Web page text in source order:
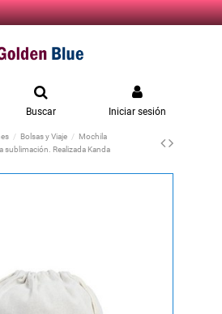
Buscar Iniciar sesión
Bolsas y Viaje
Mochila
sublimación. Realizada Kanda